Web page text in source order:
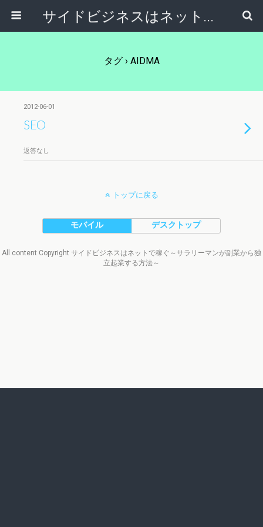
サイドビジネスはネットで稼ぐ～サラリーマンが副業から独立起業する方法～
タグ › AIDMA
2012-06-01
SEO
返答なし
トップに戻る
モバイル デスクトップ
All content Copyright サイドビジネスはネットで稼ぐ～サラリーマンが副業から独
立起業する方法～